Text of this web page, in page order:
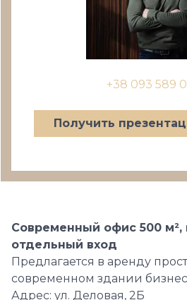
+38 093 589
Получить
Современный офис 500 м²,
отдельный вход
Предлагается в аренду
современном здании
Адрес: ул. Деловая, 2Б